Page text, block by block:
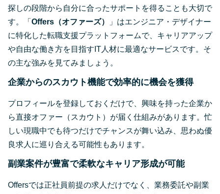
探しの段階から自分に合ったサポートを得ることも大切で
す。「 Offers（オファーズ）
」はエンジニア・デザイナー
に特化した転職支援プラットフォームで、キャリアアップ
や自由な働き方を目指すIT人材に最適なサービスです。そ
の主な強みを見てみましょう。
企業からのスカウト機能で効率的に機会を獲得
プロフィールを登録しておくだけで、興味を持った企業か
ら直接オファー（スカウト）が届く仕組みがあります。忙
しい現職中でも待つだけでチャンスが舞い込み、思わぬ優
良求人に巡り合える可能性もあります。
副業案件が豊富で柔軟なキャリア形成が可能
Offersでは正社員前提の求人だけでなく、業務委託や副業